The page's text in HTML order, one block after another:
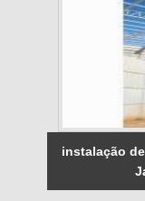
instalação